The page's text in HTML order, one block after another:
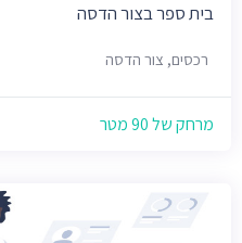
בית ספר בצור הדסה
רכסים, צור הדסה
מרחק של 90 מטר